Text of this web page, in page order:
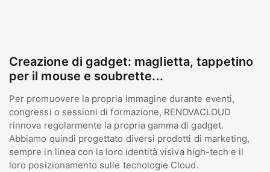
Creazione di gadget: maglietta, tappetino
per il mouse e soubrette...
Per promuovere la propria immagine durante eventi,
congressi o sessioni di formazione, RENOVACLOUD
rinnova regolarmente la propria gamma di gadget.
Abbiamo quindi progettato diversi prodotti di marketing,
sempre in linea con la loro identità visiva high-tech e il
loro posizionamento sulle tecnologie Cloud.